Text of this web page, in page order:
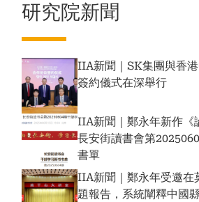
研究院新聞
IIA新聞｜SK集團與香港
簽約儀式在深舉行
IIA新聞｜鄭永年新作《
長安街讀書會第
書單
IIA新聞｜鄭永年受邀在
題報告，系統闡釋中國